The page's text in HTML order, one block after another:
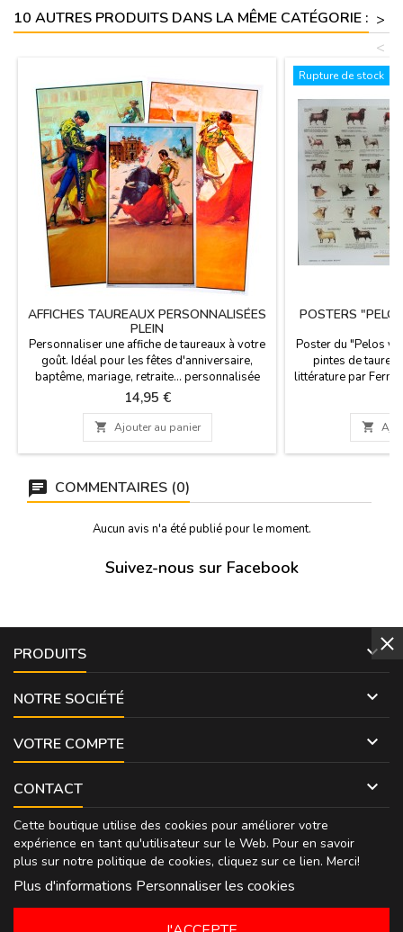
10 AUTRES PRODUITS DANS LA MÊME CATÉGORIE : >
<
AFFICHES TAUREAUX PERSONNALISÉES
PLEIN
Personnaliser une affiche de taureaux à votre
goût. Idéal pour les fêtes d'anniversaire,
baptême, mariage, retraite... personnalisée
avec la date, l'heure, le bétail et les noms que
vous voulez. Dans la dernière image de la
galerie, les champs personnalisés sont
affichés.Taille: 56 x 97 cm papier 80 gms.
Prix
14,95 €
 Ajouter au panier
Rupture de stock
POSTERS
Poster du "Pelos y
pintes ​​de
littérature par
avec différents
rayures à la fois
des taureaux,
bleu, bociblanco,

COMMENTAIRES (0)
Aucun avis n'a été publié pour le moment.
Suivez-nous sur Facebook
PRODUITS 
NOTRE SOCIÉTÉ 
VOTRE COMPTE 
CONTACT 
Cette boutique utilise des cookies pour améliorer votre
expérience en tant qu'utilisateur sur le Web. Pour en savoir
plus sur notre politique de cookies, cliquez sur ce lien. Merci!
Plus d'informations Personnaliser les cookies